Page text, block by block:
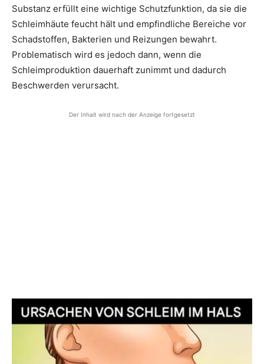
Substanz erfüllt eine wichtige Schutzfunktion, da sie die
Schleimhäute feucht hält und empfindliche Bereiche vor
Schadstoffen, Bakterien und Reizungen bewahrt.
Problematisch wird es jedoch dann, wenn die
Schleimproduktion dauerhaft zunimmt und dadurch
Beschwerden verursacht.
Der Inhalt wird nach der Anzeige fortgesetzt